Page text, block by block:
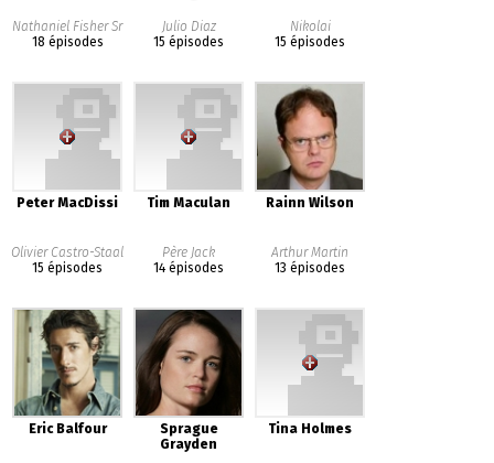
Nathaniel Fisher Sr
18 épisodes
Julio Diaz
15 épisodes
Nikolai
15 épisodes
Peter MacDissi
Olivier Castro-Staal
15 épisodes
Tim Maculan
Père Jack
14 épisodes
Rainn Wilson
Arthur Martin
13 épisodes
Eric Balfour
Sprague
Grayden
Tina Holmes